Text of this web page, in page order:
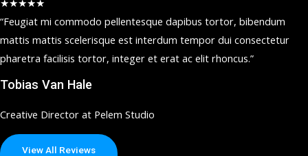
“Feugiat mi commodo pellentesque dapibus tortor, bibendum
mattis mattis scelerisque est interdum tempor dui consectetur
pharetra facilisis tortor, integer et erat ac elit rhoncus.”
Tobias Van Hale
Creative Director at Pelem Studio
View All Reviews